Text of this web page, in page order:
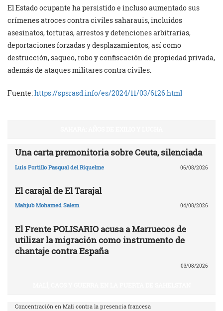
El Estado ocupante ha persistido e incluso aumentado sus
crímenes atroces contra civiles saharauis, incluidos
asesinatos, torturas, arrestos y detenciones arbitrarias,
deportaciones forzadas y desplazamientos, así como
destrucción, saqueo, robo y confiscación de propiedad privada,
además de ataques militares contra civiles.
Fuente:https://spsrasd.info/es/2024/11/03/6126.html
Una carta premonitoria sobre Ceuta, silenciada
Luis Portillo Pasqual del Riquelme 06/08/2026
El carajal de El Tarajal
Mahjub Mohamed Salem 04/08/2026
El Frente POLISARIO acusa a Marruecos de
utilizar la migración como instrumento de
chantaje contra España
03/08/2026
Concentración en Mali contra la presencia francesa